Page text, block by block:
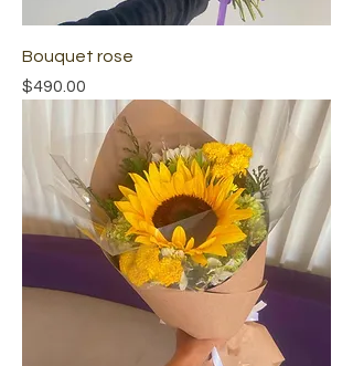
Bouquet rose
Precio
$490.00